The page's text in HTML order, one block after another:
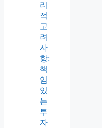
리
적
고
려
사
항:
책
임
있
는
투
자